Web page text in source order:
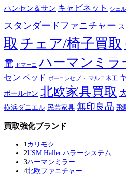
ハンセン＆サン キャビネット シェ
スタンダードファニチャー ス
取 チェア/椅子買取
電
ドマーニ ハーマンミラ
セン ベッド ボーコンセプト マルニ木工
ポールセン 北欧家具買取
横浜ダニエル 民芸家具 無印良品 飛
買取強化ブランド
1 カリモク
2USM Haller ハラーシステム
3ハーマンミラー
4北欧ファニチャー